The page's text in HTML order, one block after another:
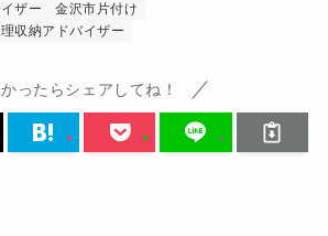
ザー
金沢市片付け
収納アドバイザー
かったらシェアしてね！